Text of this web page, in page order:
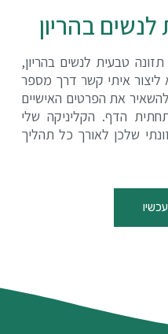
לנשים בהריון
טבעית לנשים בהריון,
איתי קשר דרך מספר
את הפרטים האישיים
הדף. הקליניקה שלי
שלכן לאורך כל תהליך